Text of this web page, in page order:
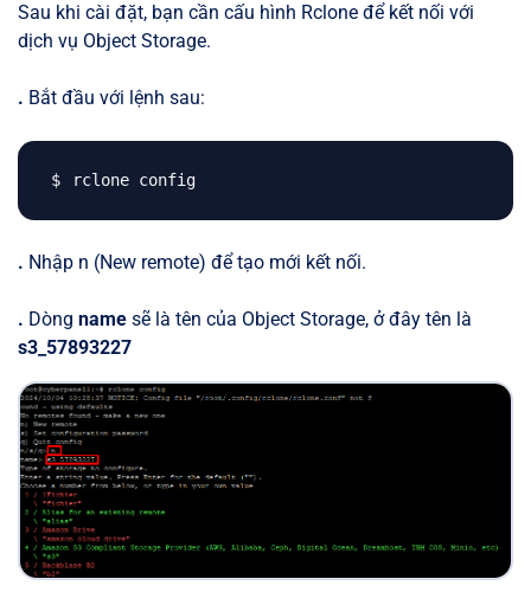
Sau khi cài đặt, bạn cần cấu hình Rclone để kết nối với
dịch vụ Object Storage.
. Bắt đầu với lệnh sau:
. Nhập n (New remote) để tạo mới kết nối.
. Dòng name sẽ là tên của Object Storage, ở đây tên là
s3_57893227